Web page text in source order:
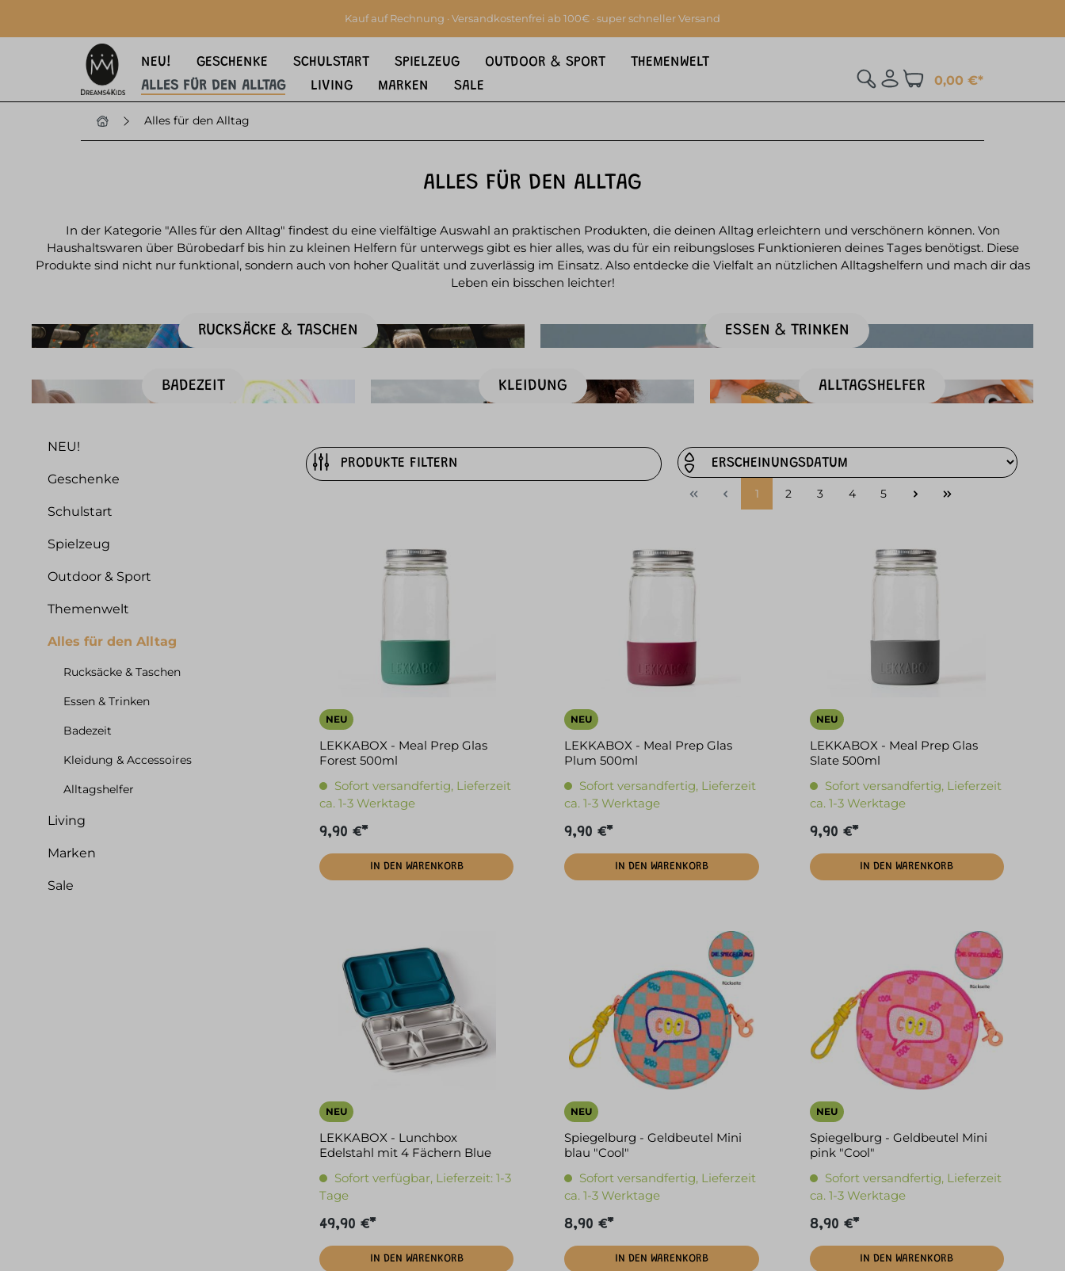
Kauf auf Rechnung · Versandkostenfrei ab 100€ · super schneller Versand
NEU! GESCHENKE SCHULSTART SPIELZEUG OUTDOOR & SPORT
THEMENWELT
ALLES FÜR DEN ALLTAG
LIVING MARKEN SALE 0,00 €*
Alles für den Alltag
ALLES FÜR DEN ALLTAG
In der Kategorie "Alles für den Alltag" findest du eine vielfältige Auswahl an praktischen Produkten, die deinen Alltag erleichtern und verschönern können. Von
Haushaltswaren über Bürobedarf bis hin zu kleinen Helfern für unterwegs gibt es hier alles, was du für ein reibungsloses Funktionieren deines Tages benötigst. Diese
Produkte sind nicht nur funktional, sondern auch von hoher Qualität und zuverlässig im Einsatz. Also entdecke die Vielfalt an nützlichen Alltagshelfern und mach dir das
Leben ein bisschen leichter!
RUCKSÄCKE & TASCHEN ESSEN & TRINKEN
BADEZEIT KLEIDUNG ALLTAGSHELFER
NEU!
Geschenke
Schulstart
Spielzeug
Outdoor & Sport
Themenwelt
Alles für den Alltag
Rucksäcke & Taschen
Essen & Trinken
Badezeit
Kleidung & Accessoires
Alltagshelfer
Living
Marken
Sale
PRODUKTE FILTERN
1 2 3 4 5
NEU
LEKKABOX - Meal Prep Glas
Forest 500ml
Sofort versandfertig, Lieferzeit
ca. 1-3 Werktage
9,90 €*
IN DEN WARENKORB
NEU
LEKKABOX - Meal Prep Glas
Plum 500ml
Sofort versandfertig, Lieferzeit
ca. 1-3 Werktage
9,90 €*
IN DEN WARENKORB
NEU
LEKKABOX - Meal Prep Glas
Slate 500ml
Sofort versandfertig, Lieferzeit
ca. 1-3 Werktage
9,90 €*
IN DEN WARENKORB
NEU
LEKKABOX - Lunchbox
Edelstahl mit 4 Fächern Blue
Sofort verfügbar, Lieferzeit: 1-3
Tage
49,90 €*
IN DEN WARENKORB
NEU
Spiegelburg - Geldbeutel Mini
blau "Cool"
Sofort versandfertig, Lieferzeit
ca. 1-3 Werktage
8,90 €*
IN DEN WARENKORB
NEU
Spiegelburg - Geldbeutel Mini
pink "Cool"
Sofort versandfertig, Lieferzeit
ca. 1-3 Werktage
8,90 €*
IN DEN WARENKORB